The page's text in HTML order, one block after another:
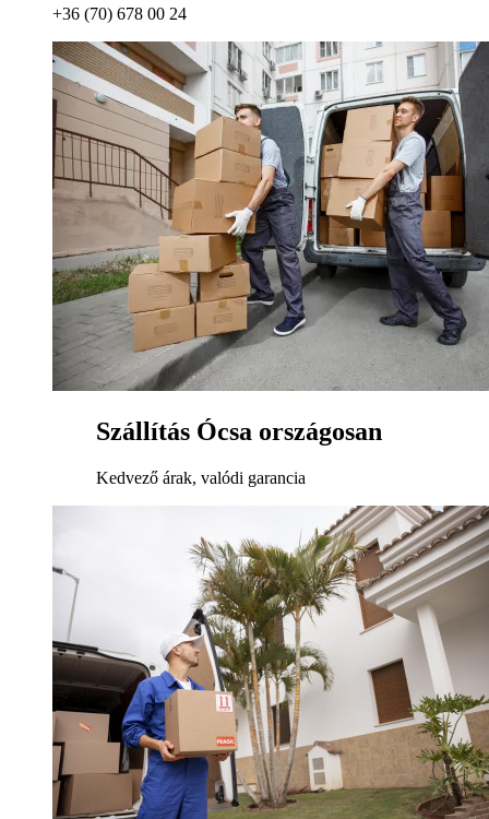
+36 (70) 678 00 24
Szállítás Ócsa országosan
Kedvező árak, valódi garancia